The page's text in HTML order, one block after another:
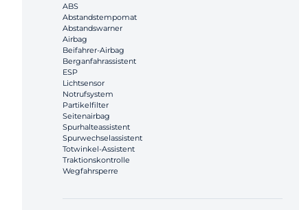
ABS
Abstandstempomat
Abstandswarner
Airbag
Beifahrer-Airbag
Berganfahrassistent
ESP
Lichtsensor
Notrufsystem
Partikelfilter
Seitenairbag
Spurhalteassistent
Spurwechselassistent
Totwinkel-Assistent
Traktionskontrolle
Wegfahrsperre